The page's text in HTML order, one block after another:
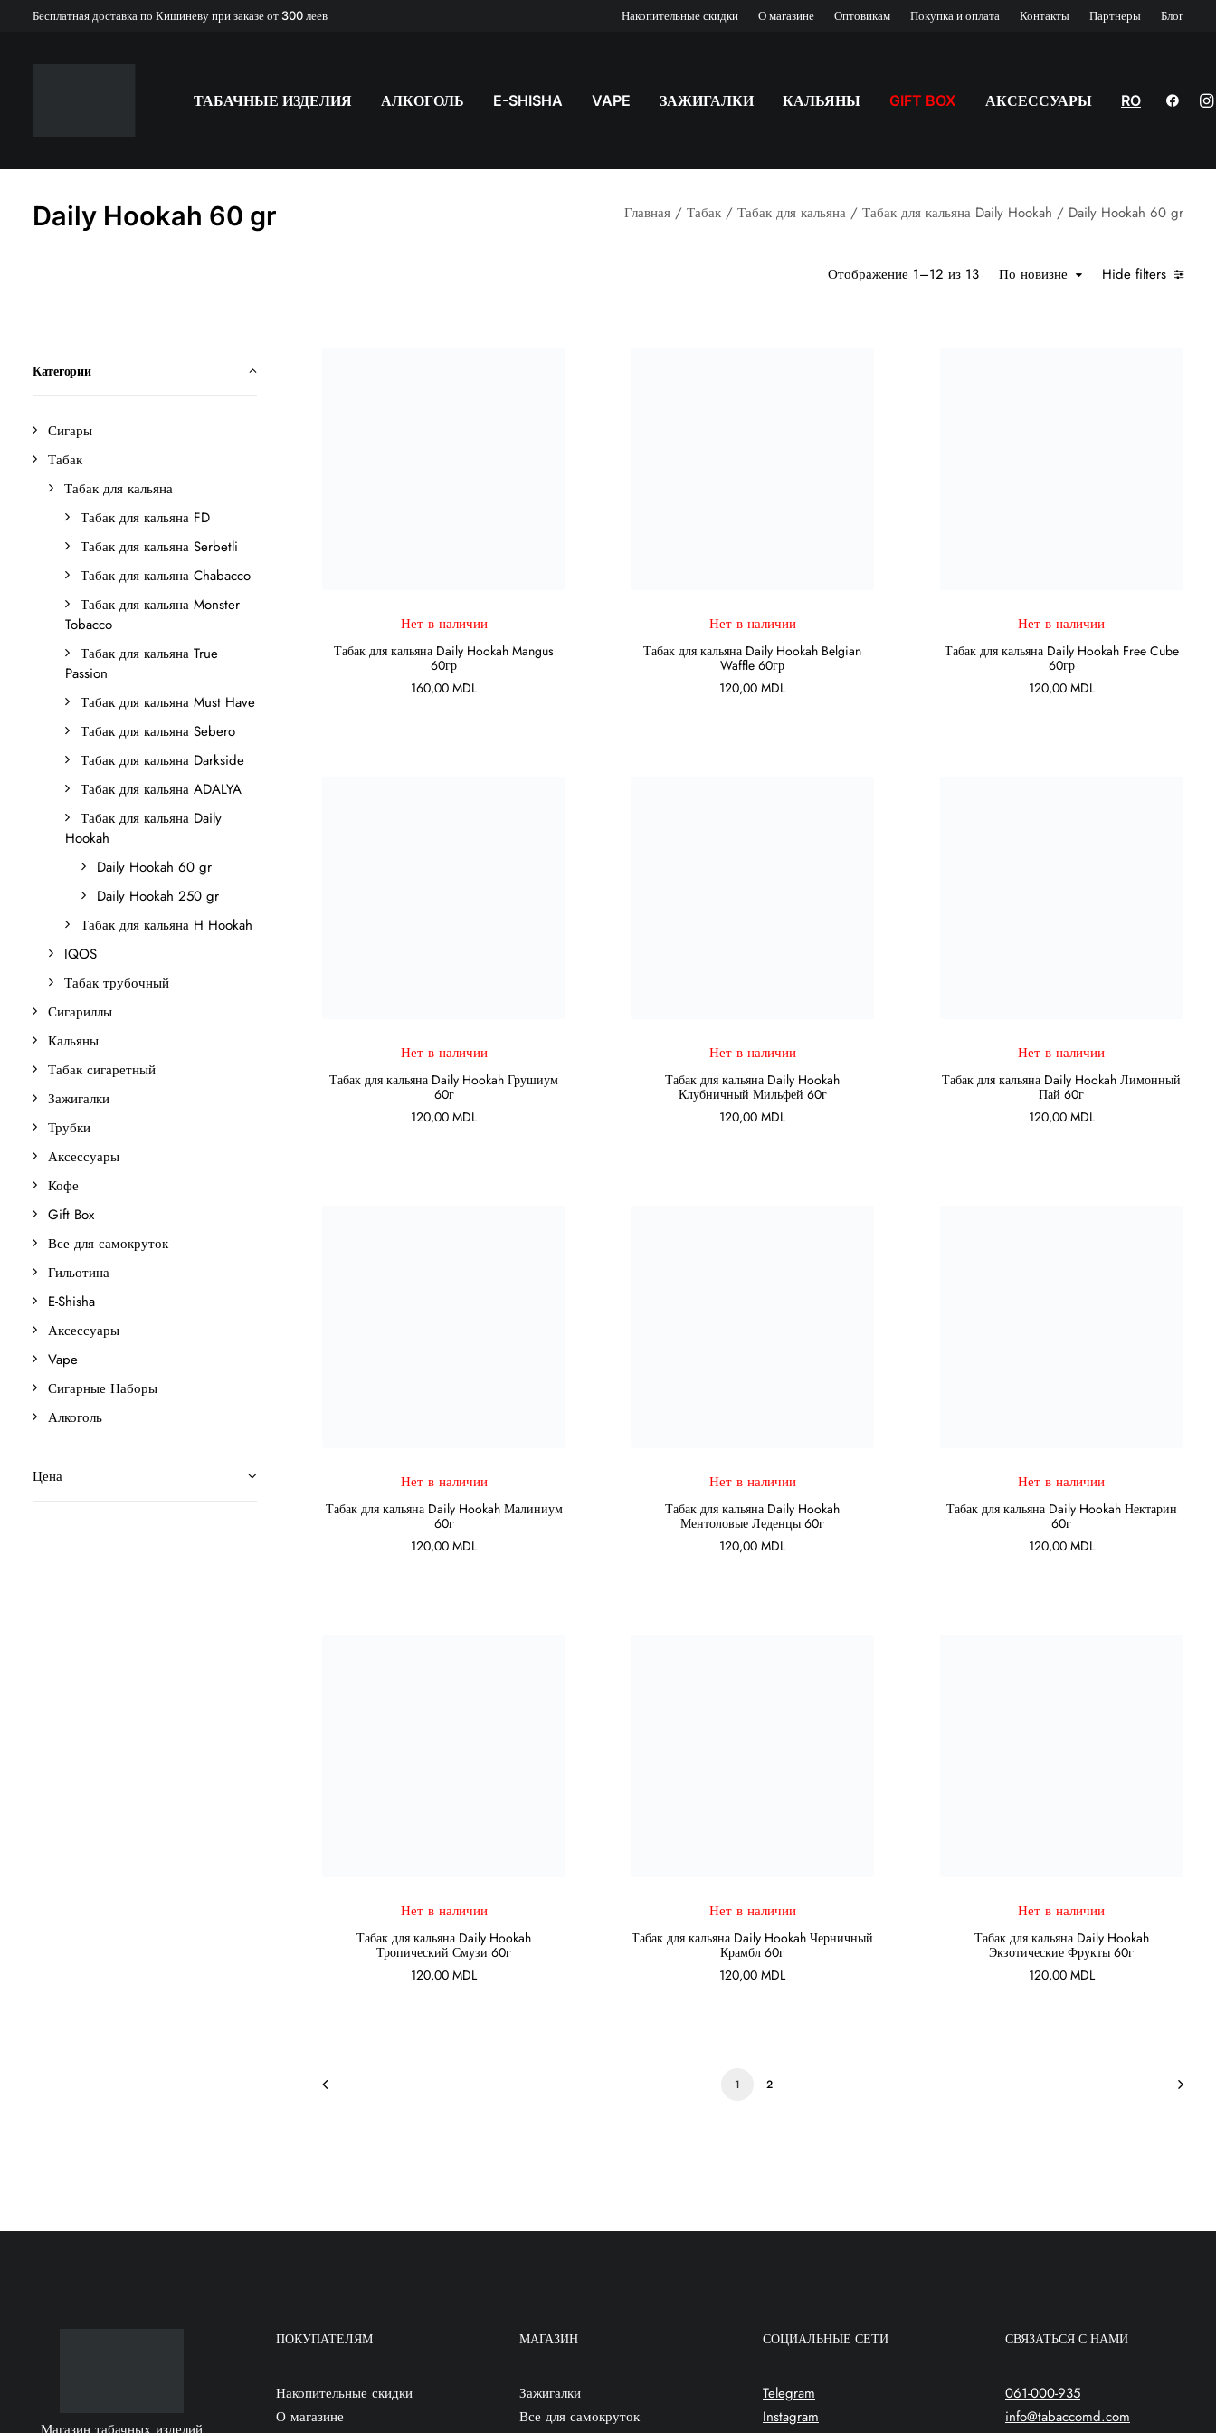
Бесплатная доставка по Кишиневу при заказе от 300 леев Накопительные скидки О магазине Оптовикам Покупка и оплата Контакты Партнеры Блог
ТАБАЧНЫЕ ИЗДЕЛИЯ АЛКОГОЛЬ E-SHISHA VAPE ЗАЖИГАЛКИ КАЛЬЯНЫ GIFT BOX АКСЕССУАРЫ RO
Daily Hookah 60 gr Главная Табак Табак для кальяна Табак для кальяна Daily Hookah Daily Hookah 60 gr
Hide filters
По новизне
Отображение 1–12 из 13Сортировка: самые недавние
Категории
Сигары
Табак
Табак для кальяна
Табак для кальяна FD
Табак для кальяна Serbetli
Табак для кальяна Chabacco
Табак для кальяна Monster
Tobacco
Табак для кальяна True
Passion
Табак для кальяна Must Have
Табак для кальяна Sebero
Табак для кальяна Darkside
Табак для кальяна ADALYA
Табак для кальяна Daily
Hookah
Daily Hookah 60 gr
Daily Hookah 250 gr
Табак для кальяна H Hookah
IQOS
Табак трубочный
Сигариллы
Кальяны
Табак сигаретный
Зажигалки
Трубки
Аксессуары
Кофе
Gift Box
Все для самокруток
Гильотина
E-Shisha
Аксессуары
Vape
Сигарные Наборы
Алкоголь
Цена
ПОДРОБНЕЕ
Нет в наличии
Табак для кальяна Daily Hookah Mangus
60гр
160,00 MDL
ПОДРОБНЕЕ
Нет в наличии
Табак для кальяна Daily Hookah Belgian
Waffle 60гр
120,00MDL
ПОДРОБНЕЕ
Нет в наличии
Табак для кальяна Daily Hookah Free Cube
60гр
120,00 MDL
ПОДРОБНЕЕ
Нет в наличии
Табак для кальяна Daily Hookah Грушиум
60г
120,00 MDL
ПОДРОБНЕЕ
Нет в наличии
Табак для кальяна Daily Hookah
Клубничный Мильфей 60г
120,00MDL
ПОДРОБНЕЕ
Нет в наличии
Табак для кальяна Daily Hookah Лимонный
Пай 60г
120,00 MDL
ПОДРОБНЕЕ
Нет в наличии
Табак для кальяна Daily Hookah Малиниум
60г
120,00 MDL
ПОДРОБНЕЕ
Нет в наличии
Табак для кальяна Daily Hookah
Ментоловые Леденцы 60г
120,00MDL
ПОДРОБНЕЕ
Нет в наличии
Табак для кальяна Daily Hookah Нектарин
60г
120,00 MDL
ПОДРОБНЕЕ
Нет в наличии
Табак для кальяна Daily Hookah
Тропический Смузи 60г
120,00 MDL
ПОДРОБНЕЕ
Нет в наличии
Табак для кальяна Daily Hookah Черничный
Крамбл 60г
120,00MDL
ПОДРОБНЕЕ
Нет в наличии
Табак для кальяна Daily Hookah
Экзотические Фрукты 60г
120,00 MDL
1 2
ПОКУПАТЕЛЯМ
Накопительные скидки
О магазине
МАГАЗИН
Зажигалки
Все для самокруток
СОЦИАЛЬНЫЕ СЕТИ
Telegram
Instagram
СВЯЗАТЬСЯ С НАМИ
061-000-935
info@tabaccomd.com